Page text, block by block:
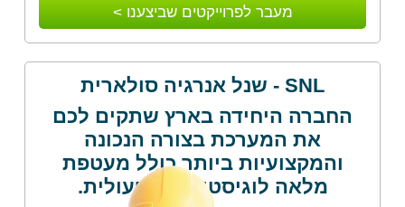
מעבר לפרוייקטים שביצענו >
SNL - שנל אנרגיה סולארית
החברה היחידה בארץ שתקים לכם
את המערכת בצורה הנכונה
והמקצועיות ביותר כולל מעטפת
מלאה לוגיסטית והתפעולית.